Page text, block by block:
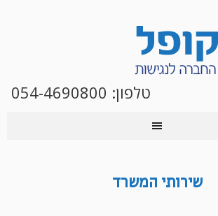
טלפון: 054-4690800
שירותי המשרד